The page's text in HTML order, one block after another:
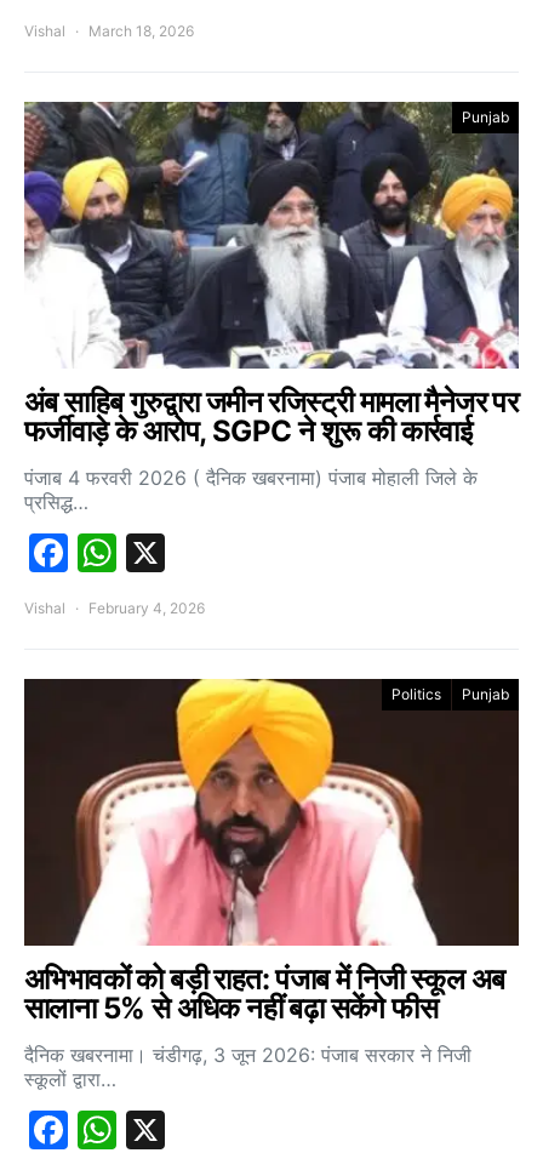
Vishal March 18, 2026
Punjab
अंब साहिब गुरुद्वारा जमीन रजिस्ट्री मामला मैनेजर पर
फर्जीवाड़े के आरोप, SGPC ने शुरू की कार्रवाई
पंजाब 4 फरवरी 2026 ( दैनिक खबरनामा) पंजाब मोहाली जिले के
प्रसिद्ध…
Facebook
WhatsApp
Vishal February 4, 2026
Politics Punjab
अभिभावकों को बड़ी राहत: पंजाब में निजी स्कूल अब
सालाना 5% से अधिक नहीं बढ़ा सकेंगे फीस
दैनिक खबरनामा। चंडीगढ़, 3 जून 2026: पंजाब सरकार ने निजी
स्कूलों द्वारा…
Facebook
WhatsApp